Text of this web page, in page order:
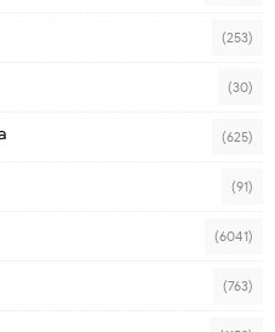
(253)
(30)
(625)
(91)
(6041)
(763)